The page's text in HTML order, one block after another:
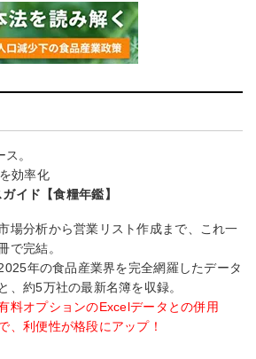
。
効率化
イド【食糧年鑑】
場分析から営業リスト作成まで、これ一
で完結。
年の食品産業界を完全網羅したデータ
と、約5万社の最新名簿を収録。
料オプションのExcelデータとの併用
、利便性が格段にアップ！